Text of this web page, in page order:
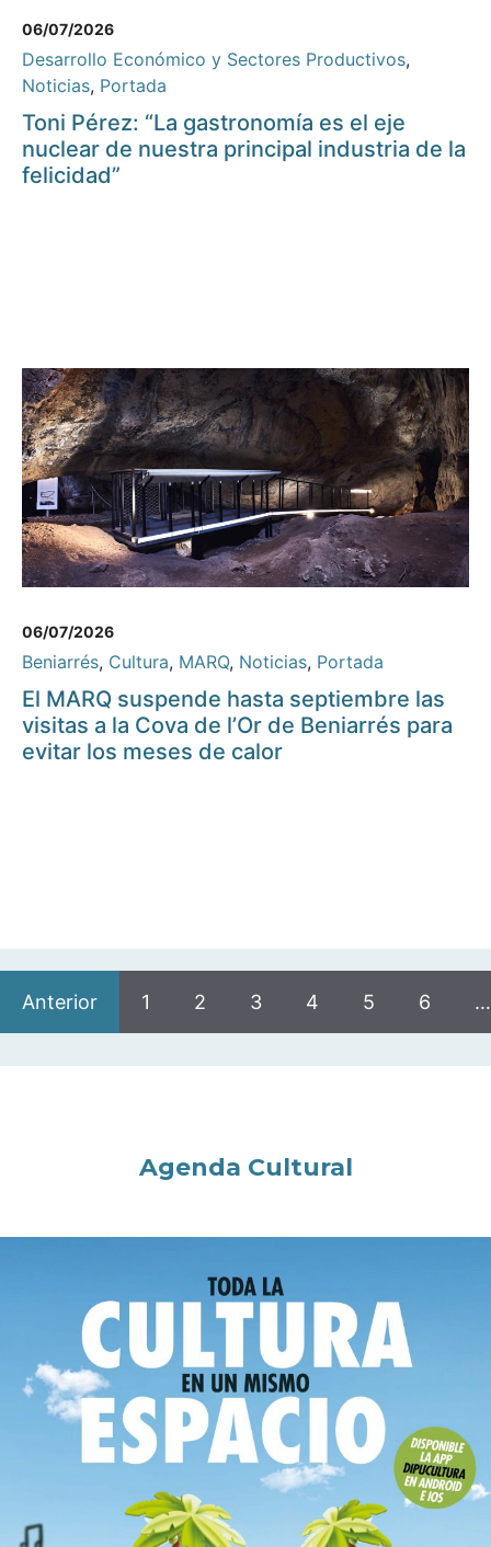
06/07/2026
Desarrollo Económico y Sectores Productivos,
Noticias, Portada
Toni Pérez: “La gastronomía es el eje
nuclear de nuestra principal industria de la
felicidad”
06/07/2026
Beniarrés, Cultura, MARQ, Noticias, Portada
El MARQ suspende hasta septiembre las
visitas a la Cova de l’Or de Beniarrés para
evitar los meses de calor
Anterior 1 2 3 4 5 6 …
Agenda Cultural